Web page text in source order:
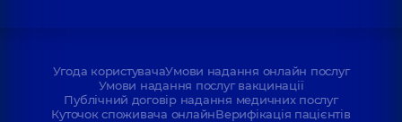
Угода користувачаУмови надання онлайн послуг
Умови надання послуг вакцинації
Публічний договір надання медичних послуг
Куточок споживача онлайнВерифікація пацієнтів